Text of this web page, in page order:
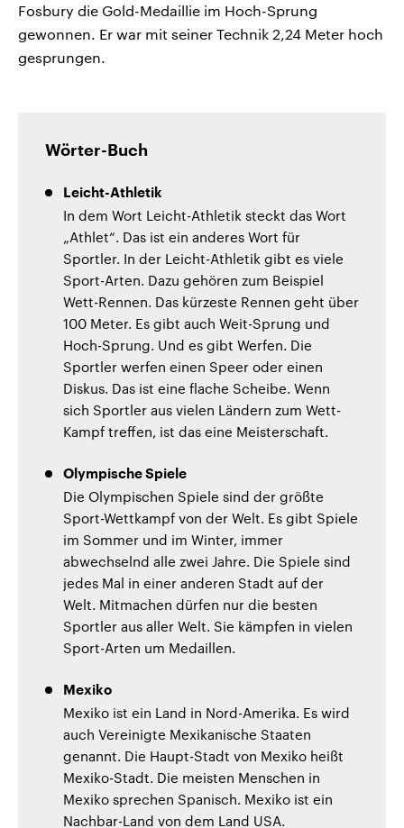
Fosbury die Gold-Medaillie im Hoch-Sprung
gewonnen. Er war mit seiner Technik 2,24 Meter hoch
gesprungen.
Wörter-Buch
Leicht-Athletik
In dem Wort Leicht-Athletik steckt das Wort
„Athlet“. Das ist ein anderes Wort für
Sportler. In der Leicht-Athletik gibt es viele
Sport-Arten. Dazu gehören zum Beispiel
Wett-Rennen. Das kürzeste Rennen geht über
100 Meter. Es gibt auch Weit-Sprung und
Hoch-Sprung. Und es gibt Werfen. Die
Sportler werfen einen Speer oder einen
Diskus. Das ist eine flache Scheibe. Wenn
sich Sportler aus vielen Ländern zum Wett-
Kampf treffen, ist das eine Meisterschaft.
Olympische Spiele
Die Olympischen Spiele sind der größte
Sport-Wettkampf von der Welt. Es gibt Spiele
im Sommer und im Winter, immer
abwechselnd alle zwei Jahre. Die Spiele sind
jedes Mal in einer anderen Stadt auf der
Welt. Mitmachen dürfen nur die besten
Sportler aus aller Welt. Sie kämpfen in vielen
Sport-Arten um Medaillen.
Mexiko
Mexiko ist ein Land in Nord-Amerika. Es wird
auch Vereinigte Mexikanische Staaten
genannt. Die Haupt-Stadt von Mexiko heißt
Mexiko-Stadt. Die meisten Menschen in
Mexiko sprechen Spanisch. Mexiko ist ein
Nachbar-Land von dem Land USA.